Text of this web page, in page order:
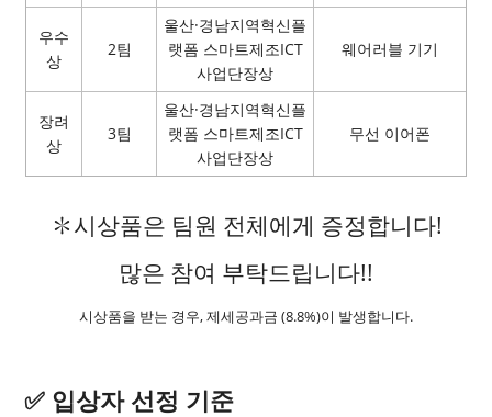
우수
상
2팀
울산·경남지역혁신플
랫폼 스마트제조ICT
사업단장상
웨어러블 기기
장려
상
3팀
울산·경남지역혁신플
랫폼 스마트제조ICT
사업단장상
무선 이어폰
✽시상품은 팀원 전체에게 증정합니다!
많은 참여 부탁드립니다!!
시상품을 받는 경우, 제세공과금 (8.8%)이 발생합니다.
✅ 입상자 선정 기준